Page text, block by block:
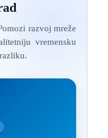
razvoj mreže
vremensku